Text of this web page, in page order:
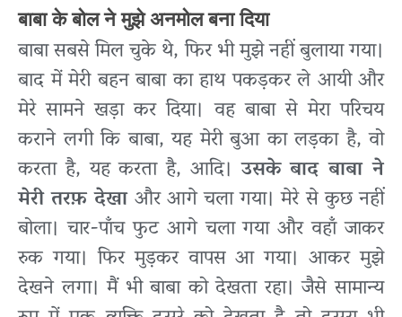
बाबा के बोल ने मुझे अनमोल बना दिया
बाबा सबसे मिल चुके थे, फिर भी मुझे नहीं बुलाया गया।
बाद में मेरी बहन बाबा का हाथ पकड़कर ले आयी और
मेरे सामने खड़ा कर दिया। वह बाबा से मेरा परिचय
कराने लगी कि बाबा, यह मेरी बुआ का लड़का है, वो
करता है, यह करता है, आदि।उसके बाद बाबा ने
मेरी तरफ़ देखाऔर आगे चला गया। मेरे से कुछ नहीं
बोला। चार-पाँच फुट आगे चला गया और वहाँ जाकर
रुक गया। फिर मुड़कर वापस आ गया। आकर मुझे
देखने लगा। मैं भी बाबा को देखता रहा। जैसे सामान्य